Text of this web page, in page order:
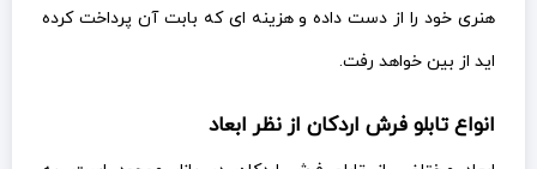
هنری خود را از دست داده و هزینه ای که بابت آن پرداخت کرده
اید از بین خواهد رفت.
انواع تابلو فرش اردکان از نظر ابعاد